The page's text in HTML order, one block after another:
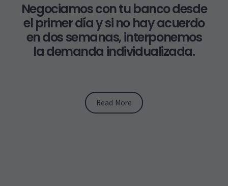
Negociamos con tu banco desde
el primer día y si no hay acuerdo
en dos semanas, interponemos
la demanda individualizada.
Read More